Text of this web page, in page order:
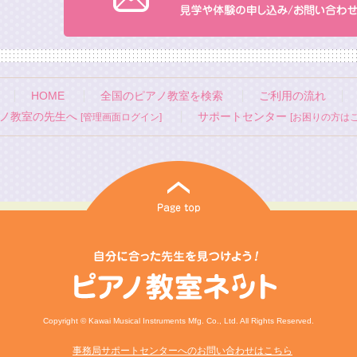
HOME 全国のピアノ教室を検索
ご利用の流れ
教室の先生へ [管理画面ログイン] サポートセンター [お困りの方は
Copyright © Kawai Musical Instruments Mfg. Co., Ltd. All Rights Reserved.
事務局サポートセンターへのお問い合わせはこちら